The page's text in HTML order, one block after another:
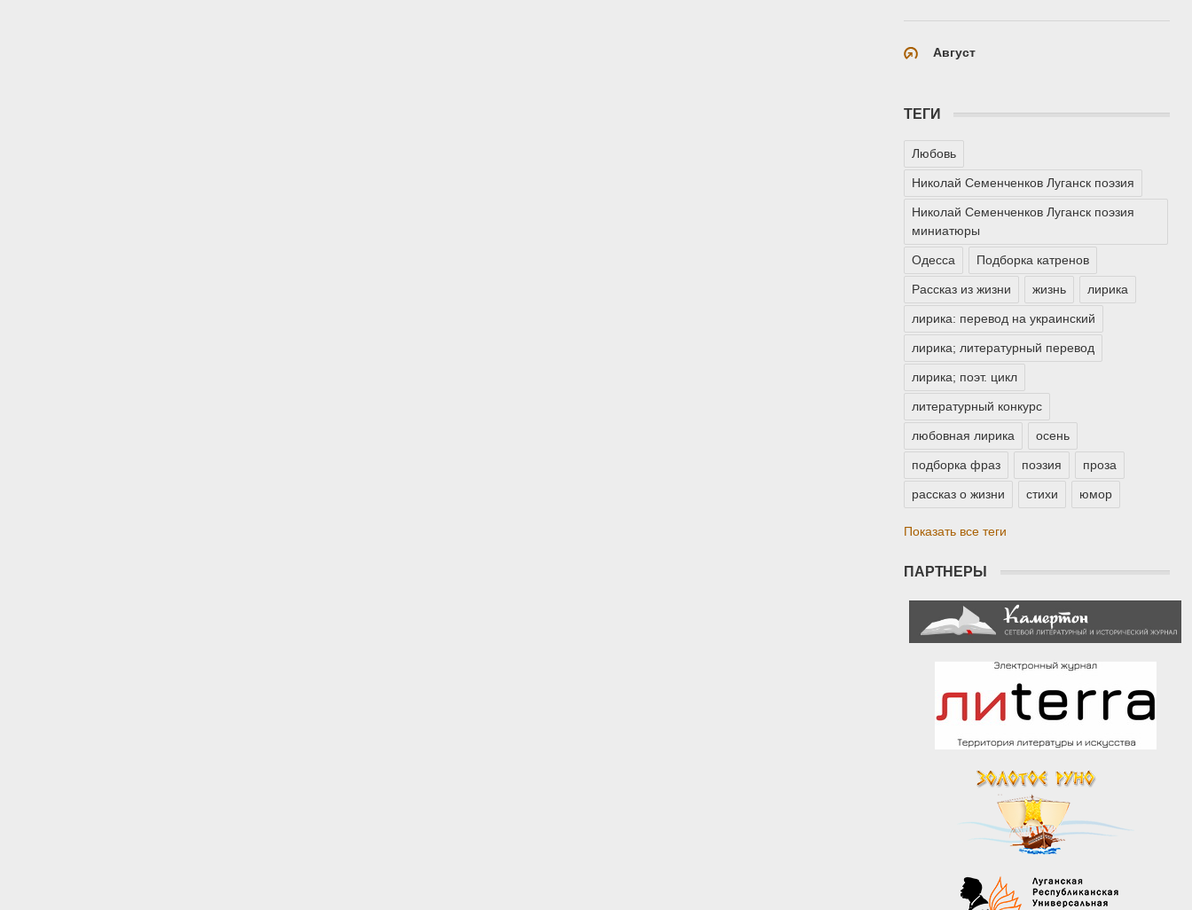
Август
ТЕГИ
Любовь
Николай Семенченков Луганск поэзия
Николай Семенченков Луганск поэзия
миниатюры
Одесса Подборка катренов
Рассказ из жизни жизнь лирика
лирика: перевод на украинский
лирика; литературный перевод
лирика; поэт. цикл
литературный конкурс
любовная лирика осень
подборка фраз поэзия проза
рассказ о жизни стихи юмор
Показать все теги
ПАРТНЕРЫ